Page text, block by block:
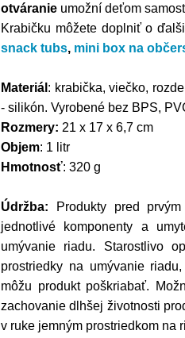
otváranie umožní deťom
Krabičku môžete doplniť o
snack tubs, mini box na
Materiál : krabička, viečko,
- silikón. Vyrobené bez BPS,
Rozmery: 21 x 17 x 6,7 cm
Objem: 1 litr
Hmotnosť: 320 g
Údržba: Produkty pred
jednotlivé komponenty a
umývanie riadu. Starostlivo
prostriedky na umývanie
môžu produkt poškriabať.
zachovanie dlhšej životnosti
v ruke jemným prostriedkom na